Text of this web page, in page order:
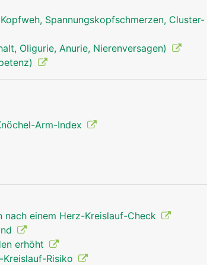
Spannungskopfschmerzen, Cluster-
Oligurie, Anurie, Nierenversagen)
Arm-Index
nach einem Herz-Kreislauf-Check
erhöht
Risiko